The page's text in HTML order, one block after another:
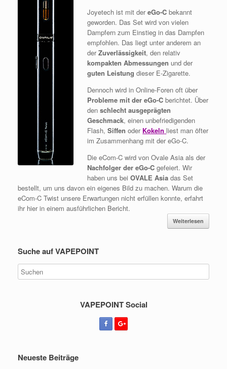
Joyetech ist mit dereGo-C bekannt
geworden. Das Set wird von vielen
Dampfern zum Einstieg in das Dampfen
empfohlen. Das liegt unter anderem an
derZuverlässigkeit, den relativ
kompakten Abmessungen und der
guten Leistung dieser E-Zigarette.
Dennoch wird in Online-Foren oft über
Probleme mit der eGo-C berichtet. Über
denschlecht ausgeprägten
Geschmack, einen unbefriedigenden
Flash,Siffen oder Kokeln liest man öfter
im Zusammenhang mit der eGo-C.
Die eCom-C wird von Ovale Asia als der
Nachfolger der eGo-C gefeiert. Wir
haben uns beiOVALE Asia das Set
bestellt, um uns davon ein eigenes Bild zu machen. Warum die
eCom-C Twist unsere Erwartungen nicht erfüllen konnte, erfahrt
ihr hier in einem ausführlichen Bericht.
Weiterlesen
Suche auf VAPEPOINT
VAPEPOINT Social
Neueste Beiträge